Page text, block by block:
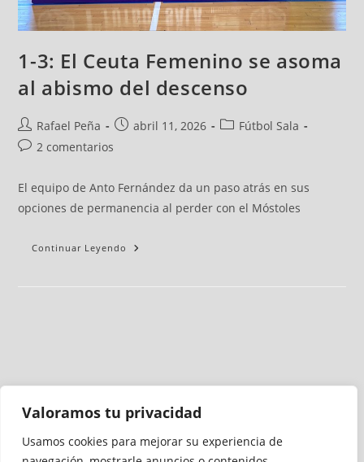
Valoramos tu privacidad
Usamos cookies para mejorar su experiencia de
1-3: El Ceuta Femenino se asoma
al abismo del descenso
Rafael Peña abril 11, 2026
Fútbol Sala
2 comentarios
El equipo de Anto Fernández da un paso atrás en sus
opciones de permanencia al perder con el Móstoles
Continuar Leyendo
Medio auditado por